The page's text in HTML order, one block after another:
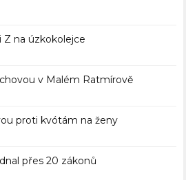
Z na úzkokolejce
v Malém Ratmírově
proti kvótám na ženy
přes 20 zákonů